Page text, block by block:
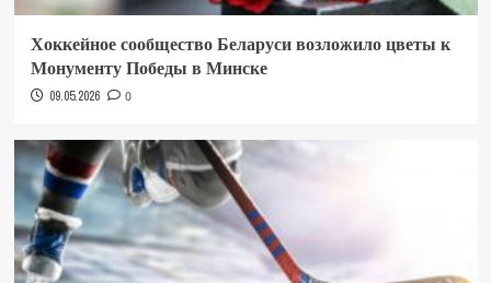
Хоккейное сообщество Беларуси возложило цветы к
Монументу Победы в Минске
09.05.2026 0